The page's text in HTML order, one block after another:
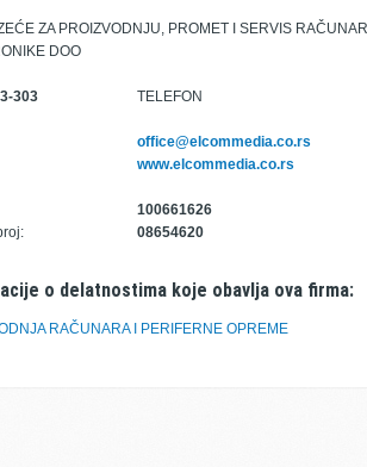
ZA PROIZVODNJU, PROMET I SERVIS
DOO
303 TELEFON
office@elcommedia.co.rs
www.elcommedia.co.rs
100661626
08654620
o delatnostima koje obavlja ova firma:
RAČUNARA I PERIFERNE OPREME